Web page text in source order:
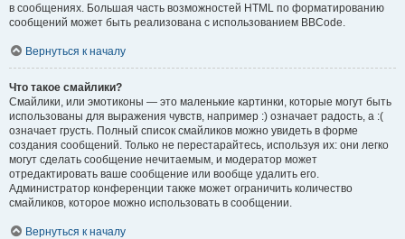
в сообщениях. Большая часть возможностей HTML по форматированию
сообщений может быть реализована с использованием BBCode.
Вернуться к началу
Что такое смайлики?
Смайлики, или эмотиконы — это маленькие картинки, которые могут быть
использованы для выражения чувств, например :) означает радость, а :(
означает грусть. Полный список смайликов можно увидеть в форме
создания сообщений. Только не перестарайтесь, используя их: они легко
могут сделать сообщение нечитаемым, и модератор может
отредактировать ваше сообщение или вообще удалить его.
Администратор конференции также может ограничить количество
смайликов, которое можно использовать в сообщении.
Вернуться к началу